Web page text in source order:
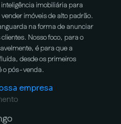
imobiliária para
imóveis de alto padrão.
na forma de anunciar
Nosso foco, para o
é para que a
desde os primeiros
o pós-venda.
empresa